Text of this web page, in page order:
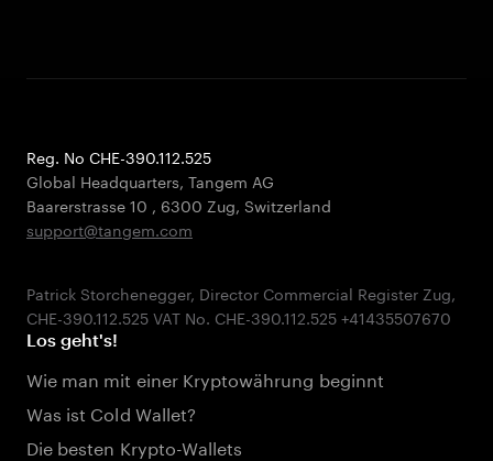
Reg. No CHE-390.112.525
Global Headquarters, Tangem AG
Baarerstrasse 10 , 6300 Zug, Switzerland
support@tangem.com
Patrick Storchenegger, Director Commercial Register Zug,
Los geht's!
Wie man mit einer Kryptowährung beginnt
Was ist Cold Wallet?
Die besten Krypto-Wallets